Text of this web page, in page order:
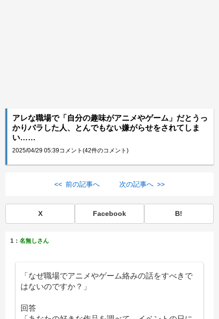
アレな職場で「自分の趣味がアニメやゲーム」だとうっ
かりバラした人、とんでもない嫌がらせをされてしま
い……
2025/04/29 05:39コメント(42件のコメント)
<< 前の記事へ 次の記事へ >>
X Facebook B!
1：名無しさん
「なぜ職場でアニメやゲーム絡みの話をすべきで
はないのですか？」
回答